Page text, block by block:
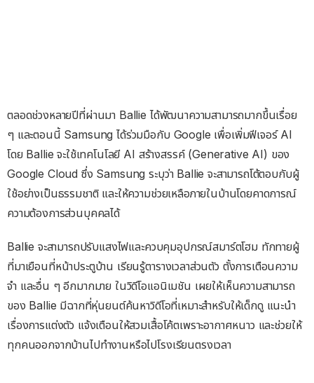
ตลอดช่วงหลายปีที่ผ่านมา Ballie ได้พัฒนาความสามารถมากขึ้นเรื่อย
ๆ และตอนนี้ Samsung ได้ร่วมมือกับ Google เพื่อเพิ่มฟีเจอร์ AI
โดย Ballie จะใช้เทคโนโลยี AI สร้างสรรค์ (Generative AI) ของ
Google Cloud ซึ่ง Samsung ระบุว่า Ballie จะสามารถโต้ตอบกับผู้
ใช้อย่างเป็นธรรมชาติ และให้ความช่วยเหลือภายในบ้านโดยคาดการณ์
ความต้องการส่วนบุคคลได้
Ballie จะสามารถปรับแสงไฟและควบคุมอุปกรณ์สมาร์ตโฮม ทักทายผู้
ที่มาเยือนที่หน้าประตูบ้าน เรียนรู้ตารางเวลาส่วนตัว ตั้งการเตือนความ
จำ และอื่น ๆ อีกมากมาย ในวิดีโอแอนิเมชัน เผยให้เห็นความสามารถ
ของ Ballie มีฉากที่หุ่นยนต์ค้นหาวิดีโอที่เหมาะสำหรับให้เด็กดู แนะนำ
เรื่องการแต่งตัว แจ้งเตือนให้สวมเสื้อโค้ตเพราะอากาศหนาว และช่วยให้
ทุกคนออกจากบ้านไปทำงานหรือไปโรงเรียนตรงเวลา